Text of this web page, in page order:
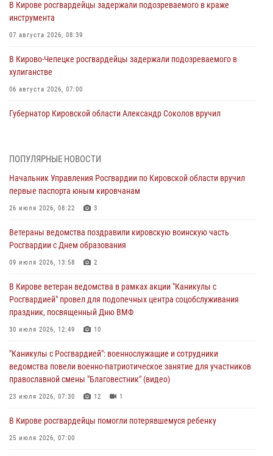
В Кирове росгвардейцы задержали подозреваемого в краже
инструмента
07 августа 2026, 08:39
В Кирово-Чепецке росгвардейцы задержали подозреваемого в
хулиганстве
06 августа 2026, 07:00
Губернатор Кировской области Александр Соколов вручил
поддельной купюры
04 августа 2026, 09:30
03 августа 2026, 09:01
В Кирове росгвардейцы и ветераны ведомства приняли участие в
03 августа 2026, 08:45
В Кирове росгвардейцы задержали подозреваемого в краже из
магазина
ПОПУЛЯРНЫЕ НОВОСТИ
Начальник Управления Росгвардии по Кировской области вручил
первые паспорта юным кировчанам
26 июля 2026, 08:22 3
Ветераны ведомства поздравили кировскую воинскую часть
Росгвардии с Днем образования
09 июля 2026, 13:58 2
В Кирове ветеран ведомства в рамках акции "Каникулы с
Росгвардией" провел для подопечных центра соцобслуживания
праздник, посвященный Дню ВМФ
30 июля 2026, 12:49 10
"Каникулы с Росгвардией": военнослужащие и сотрудники
ведомства повели военно-патриотическое занятие для участников
православной смены "Благовестник" (видео)
23 июля 2026, 07:30 12 1
В Кирове росгвардейцы помогли потерявшемуся ребенку
25 июля 2026, 07:00